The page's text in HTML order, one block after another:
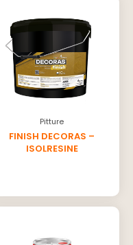
Pitture
FINISH DECORAS –
ISOLRESINE